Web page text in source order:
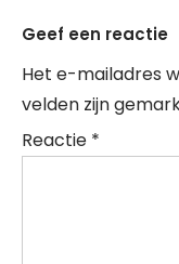
Geef een reactie
Het e-mailadres
velden zijn
Reactie *